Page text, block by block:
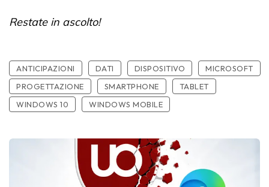
Restate in ascolto!
ANTICIPAZIONI DATI DISPOSITIVO
MICROSOFT
PROGETTAZIONE
SMARTPHONE
TABLET
WINDOWS 10
WINDOWS MOBILE